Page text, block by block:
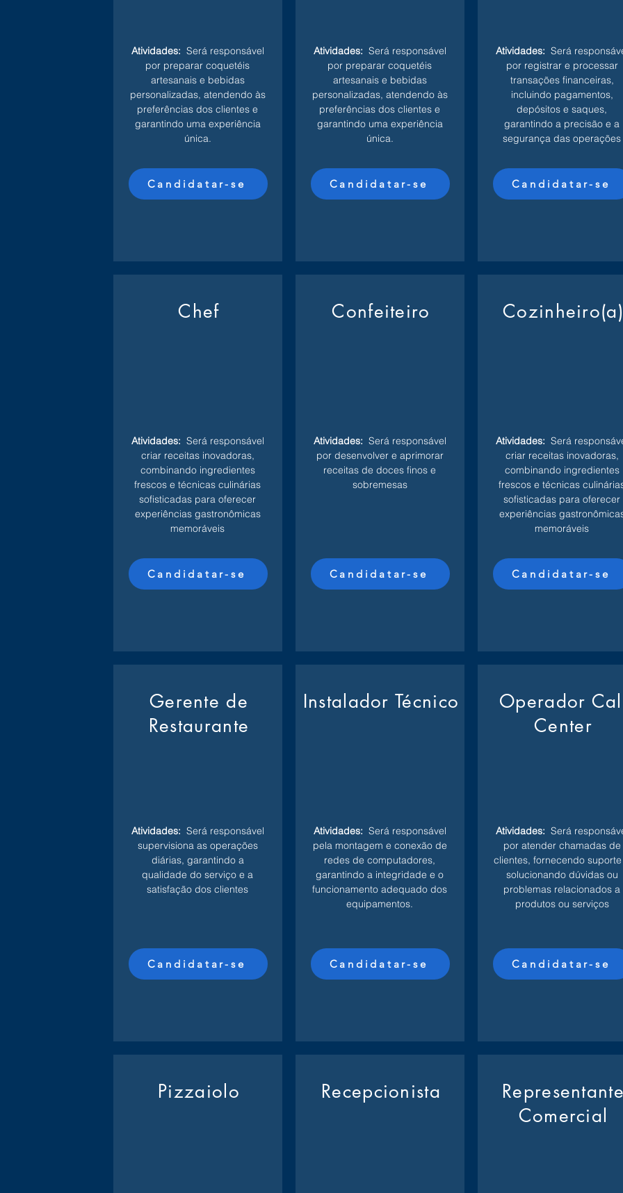
Atividades: Será responsável
por preparar coquetéis
artesanais e bebidas
personalizadas, atendendo às
preferências dos clientes e
garantindo uma experiência
única.
Candidatar-se
Chef
Atividades: Será responsável
criar receitas inovadoras,
combinando ingredientes
frescos e técnicas culinárias
sofisticadas para oferecer
experiências gastronômicas
memoráveis
Candidatar-se
Gerente de
Restaurante
Atividades: Será responsável
supervisiona as operações
diárias, garantindo a
qualidade do serviço e a
satisfação dos clientes
Candidatar-se
Pizzaiolo
Atividades: Será responsável
por preparar coquetéis
artesanais e bebidas
personalizadas, atendendo às
preferências dos clientes e
garantindo uma experiência
única.
Candidatar-se
Confeiteiro
Atividades: Será responsável
por desenvolver e aprimorar
receitas de doces finos e
sobremesas
Candidatar-se
Instalador Técnico
Atividades: Será responsável
pela montagem e conexão de
redes de computadores,
garantindo a integridade e o
funcionamento adequado dos
equipamentos.
Candidatar-se
Recepcionista
Atividades: Será
por registrar e processar
transações financeiras,
incluindo pagamentos,
depósitos e saques,
garantindo a precisão e a
segurança das operações
Candidatar-se
Cozinheiro(a)
Atividades: Será
criar receitas inovadoras,
combinando ingredientes
frescos e técnicas
sofisticadas para oferecer
experiências
memoráveis
Candidatar-se
Operador
Center
Atividades: Será
por atender chamadas de
clientes, fornecendo
solucionando dúvidas ou
problemas relacionados a
produtos ou serviços
Candidatar-se
Comercial